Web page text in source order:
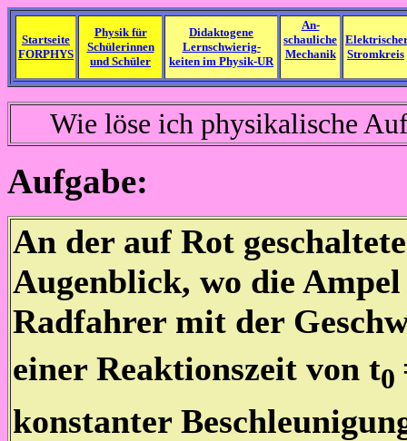
Startseite
FORPHYS
Physik für
Schülerinnen
und Schüler
Didaktogene
Lernschwierig-
keiten im Physik-UR
An-
schauliche
Mechanik
Stromkreis
Wie löse ich physikalische
Aufgabe:
An der auf Rot
Augenblick, wo die
Radfahrer mit der
einer Reaktionszeit von t0
konstanter